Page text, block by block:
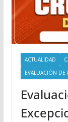
ACTUALIDAD
EVALUACIÓN DE